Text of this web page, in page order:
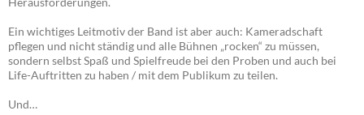
Ein wichtiges Leitmotiv der Band ist aber auch: Kameradschaft
pflegen und nicht ständig und alle Bühnen „rocken“ zu müssen,
sondern selbst Spaß und Spielfreude bei den Proben und auch bei
Life-Auftritten zu haben / mit dem Publikum zu teilen.
Und…